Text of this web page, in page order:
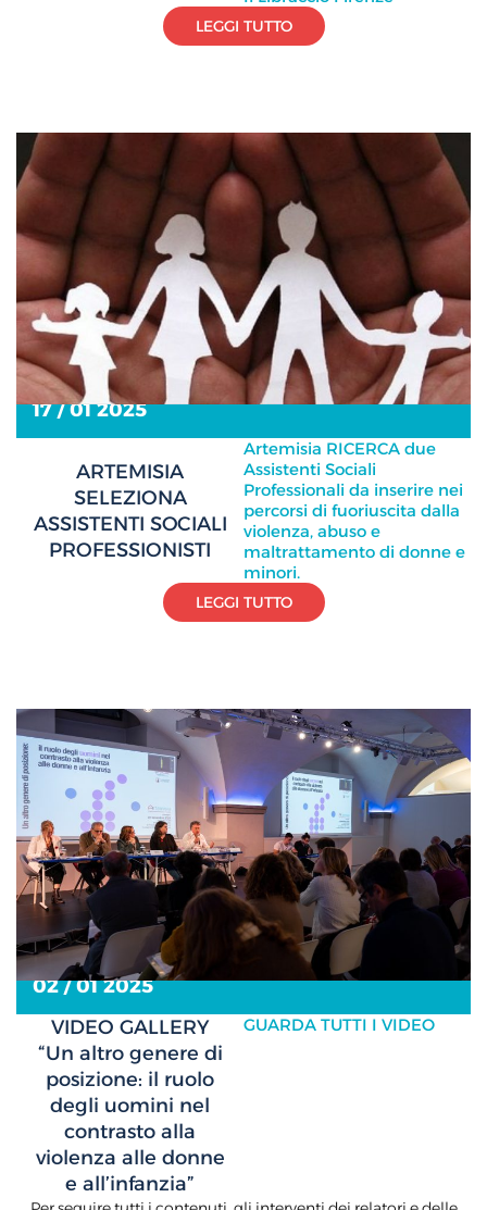
LEGGI TUTTO
ARTEMISIA
SELEZIONA
ASSISTENTI SOCIALI
PROFESSIONISTI
Artemisia RICERCA due
Assistenti Sociali
Professionali da inserire nei
percorsi di fuoriuscita dalla
violenza, abuso e
maltrattamento di donne e
minori.
17 / 01 2025
LEGGI TUTTO
VIDEO GALLERY
“Un altro genere di
posizione: il ruolo
degli uomini nel
contrasto alla
violenza alle donne
e all’infanzia”
GUARDA TUTTI I VIDEO
02 / 01 2025